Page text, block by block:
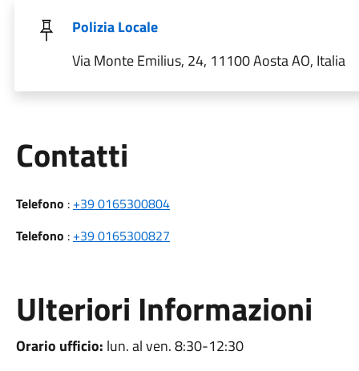
Polizia Locale
Via Monte Emilius, 24, 11100 Aosta AO, Italia
Contatti
Telefono : +39 0165300804
Telefono : +39 0165300827
Ulteriori Informazioni
Orario ufficio: lun. al ven. 8:30-12:30